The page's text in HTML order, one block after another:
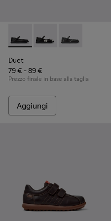
Duet - K800549-003 -
Duet - K800549-006
Duet -
Duet
79 € - 89 €
Prezzo finale in base alla taglia
Aggiungi